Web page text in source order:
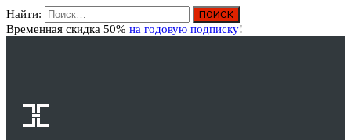
Найти:
Временная скидка 50% на годовую подписку!